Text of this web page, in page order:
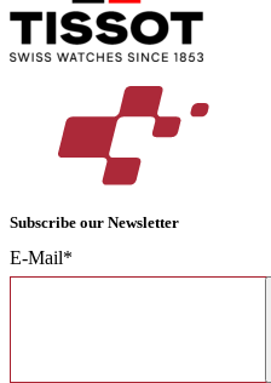
Subscribe our Newsletter
E-Mail*